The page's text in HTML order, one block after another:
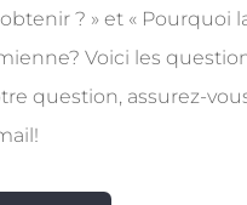
? » et « Pourquoi
Voici les
question, assurez-